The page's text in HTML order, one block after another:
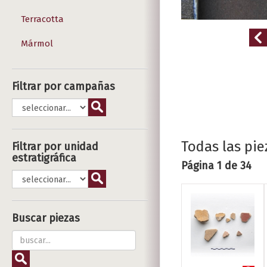
Terracotta
Mármol
Filtrar por campañas
Filtrar por unidad
estratigráfica
Buscar piezas
Todas las
Página 1 de 34